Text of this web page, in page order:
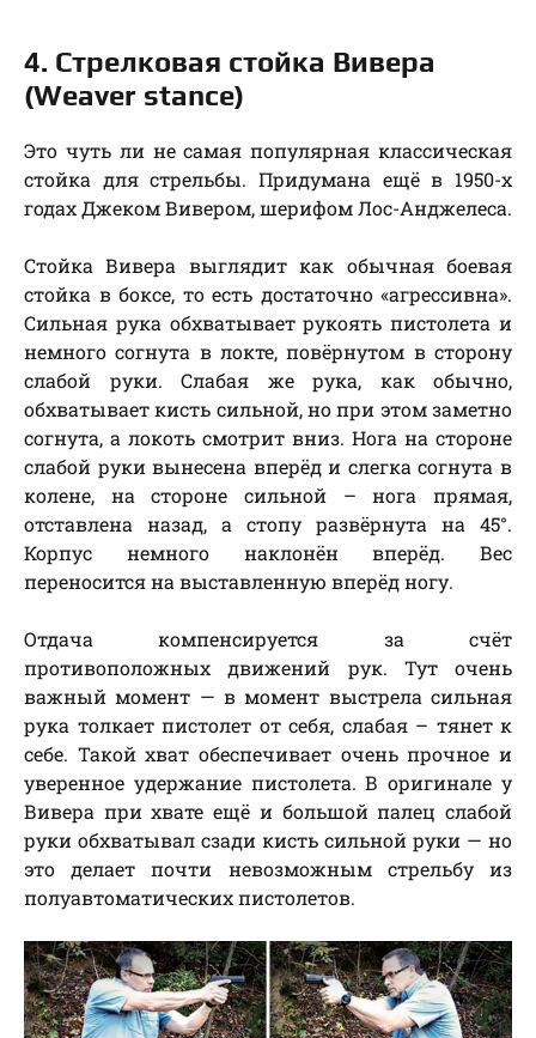
4. Стрелковая стойка Вивера
(Weaver stance)
Это чуть ли не самая популярная классическая
стойка для стрельбы. Придумана ещё в 1950-х
годах Джеком Вивером, шерифом Лос-Анджелеса.
Стойка Вивера выглядит как обычная боевая
стойка в боксе, то есть достаточно «агрессивна».
Сильная рука обхватывает рукоять пистолета и
немного согнута в локте, повёрнутом в сторону
слабой руки. Слабая же рука, как обычно,
обхватывает кисть сильной, но при этом заметно
согнута, а локоть смотрит вниз. Нога на стороне
слабой руки вынесена вперёд и слегка согнута в
колене, на стороне сильной – нога прямая,
отставлена назад, а стопу развёрнута на 45°.
Корпус немного наклонён вперёд. Вес
переносится на выставленную вперёд ногу.
Отдача компенсируется за счёт
противоположных движений рук. Тут очень
важный момент — в момент выстрела сильная
рука толкает пистолет от себя, слабая – тянет к
себе. Такой хват обеспечивает очень прочное и
уверенное удержание пистолета. В оригинале у
Вивера при хвате ещё и большой палец слабой
руки обхватывал сзади кисть сильной руки — но
это делает почти невозможным стрельбу из
полуавтоматических пистолетов.